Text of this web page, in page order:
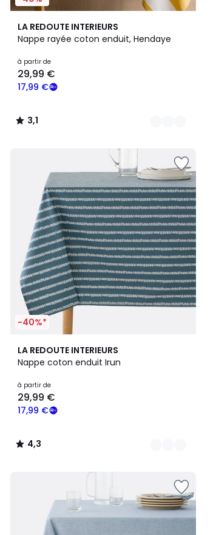
LA REDOUTE INTERIEURS
Nappe rayée coton enduit, Hendaye
à partir de
17,99 €
29,99 €
3,1
/
3
Couleurs
3,1
/
-40%*
LA REDOUTE INTERIEURS
Nappe coton enduit Irun
à partir de
17,99 €
29,99 €
4,3
/ 5
3
Couleurs
4,3
/